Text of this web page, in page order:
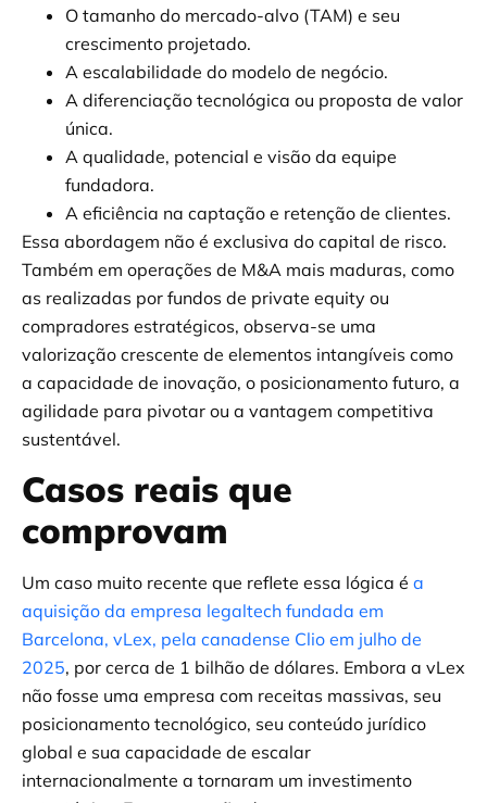
O tamanho do mercado-alvo (TAM) e seu
crescimento projetado.
A escalabilidade do modelo de negócio.
A diferenciação tecnológica ou proposta de valor
única.
A qualidade, potencial e visão da equipe
fundadora.
A eficiência na captação e retenção de clientes.
Essa abordagem não é exclusiva do capital de risco.
Também em operações de M&A mais maduras, como
as realizadas por fundos de private equity ou
compradores estratégicos, observa-se uma
valorização crescente de elementos intangíveis como
a capacidade de inovação, o posicionamento futuro, a
agilidade para pivotar ou a vantagem competitiva
sustentável.
Casos reais que
comprovam
Um caso muito recente que reflete essa lógica é a
aquisição da empresa legaltech fundada em
Barcelona, vLex, pela canadense Clio em julho de
2025, por cerca de 1 bilhão de dólares. Embora a vLex
não fosse uma empresa com receitas massivas, seu
posicionamento tecnológico, seu conteúdo jurídico
global e sua capacidade de escalar
internacionalmente a tornaram um investimento